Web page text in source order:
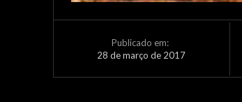
Publicado em:
28 de março de 2017